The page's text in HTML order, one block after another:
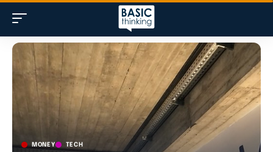
MONEY TECH